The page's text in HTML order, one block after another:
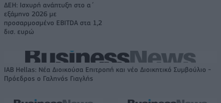
ΔΕΗ: Ισχυρή ανάπτυξη στο α΄
εξάμηνο 2026 με
προσαρμοσμένο EBITDA στα 1,2
δισ. ευρώ
IAB Hellas: Νέα Διοικούσα Επιτροπή και νέο Διοικητικό Συμβούλιο -
Πρόεδρος ο Γαληνός Γιαγλής